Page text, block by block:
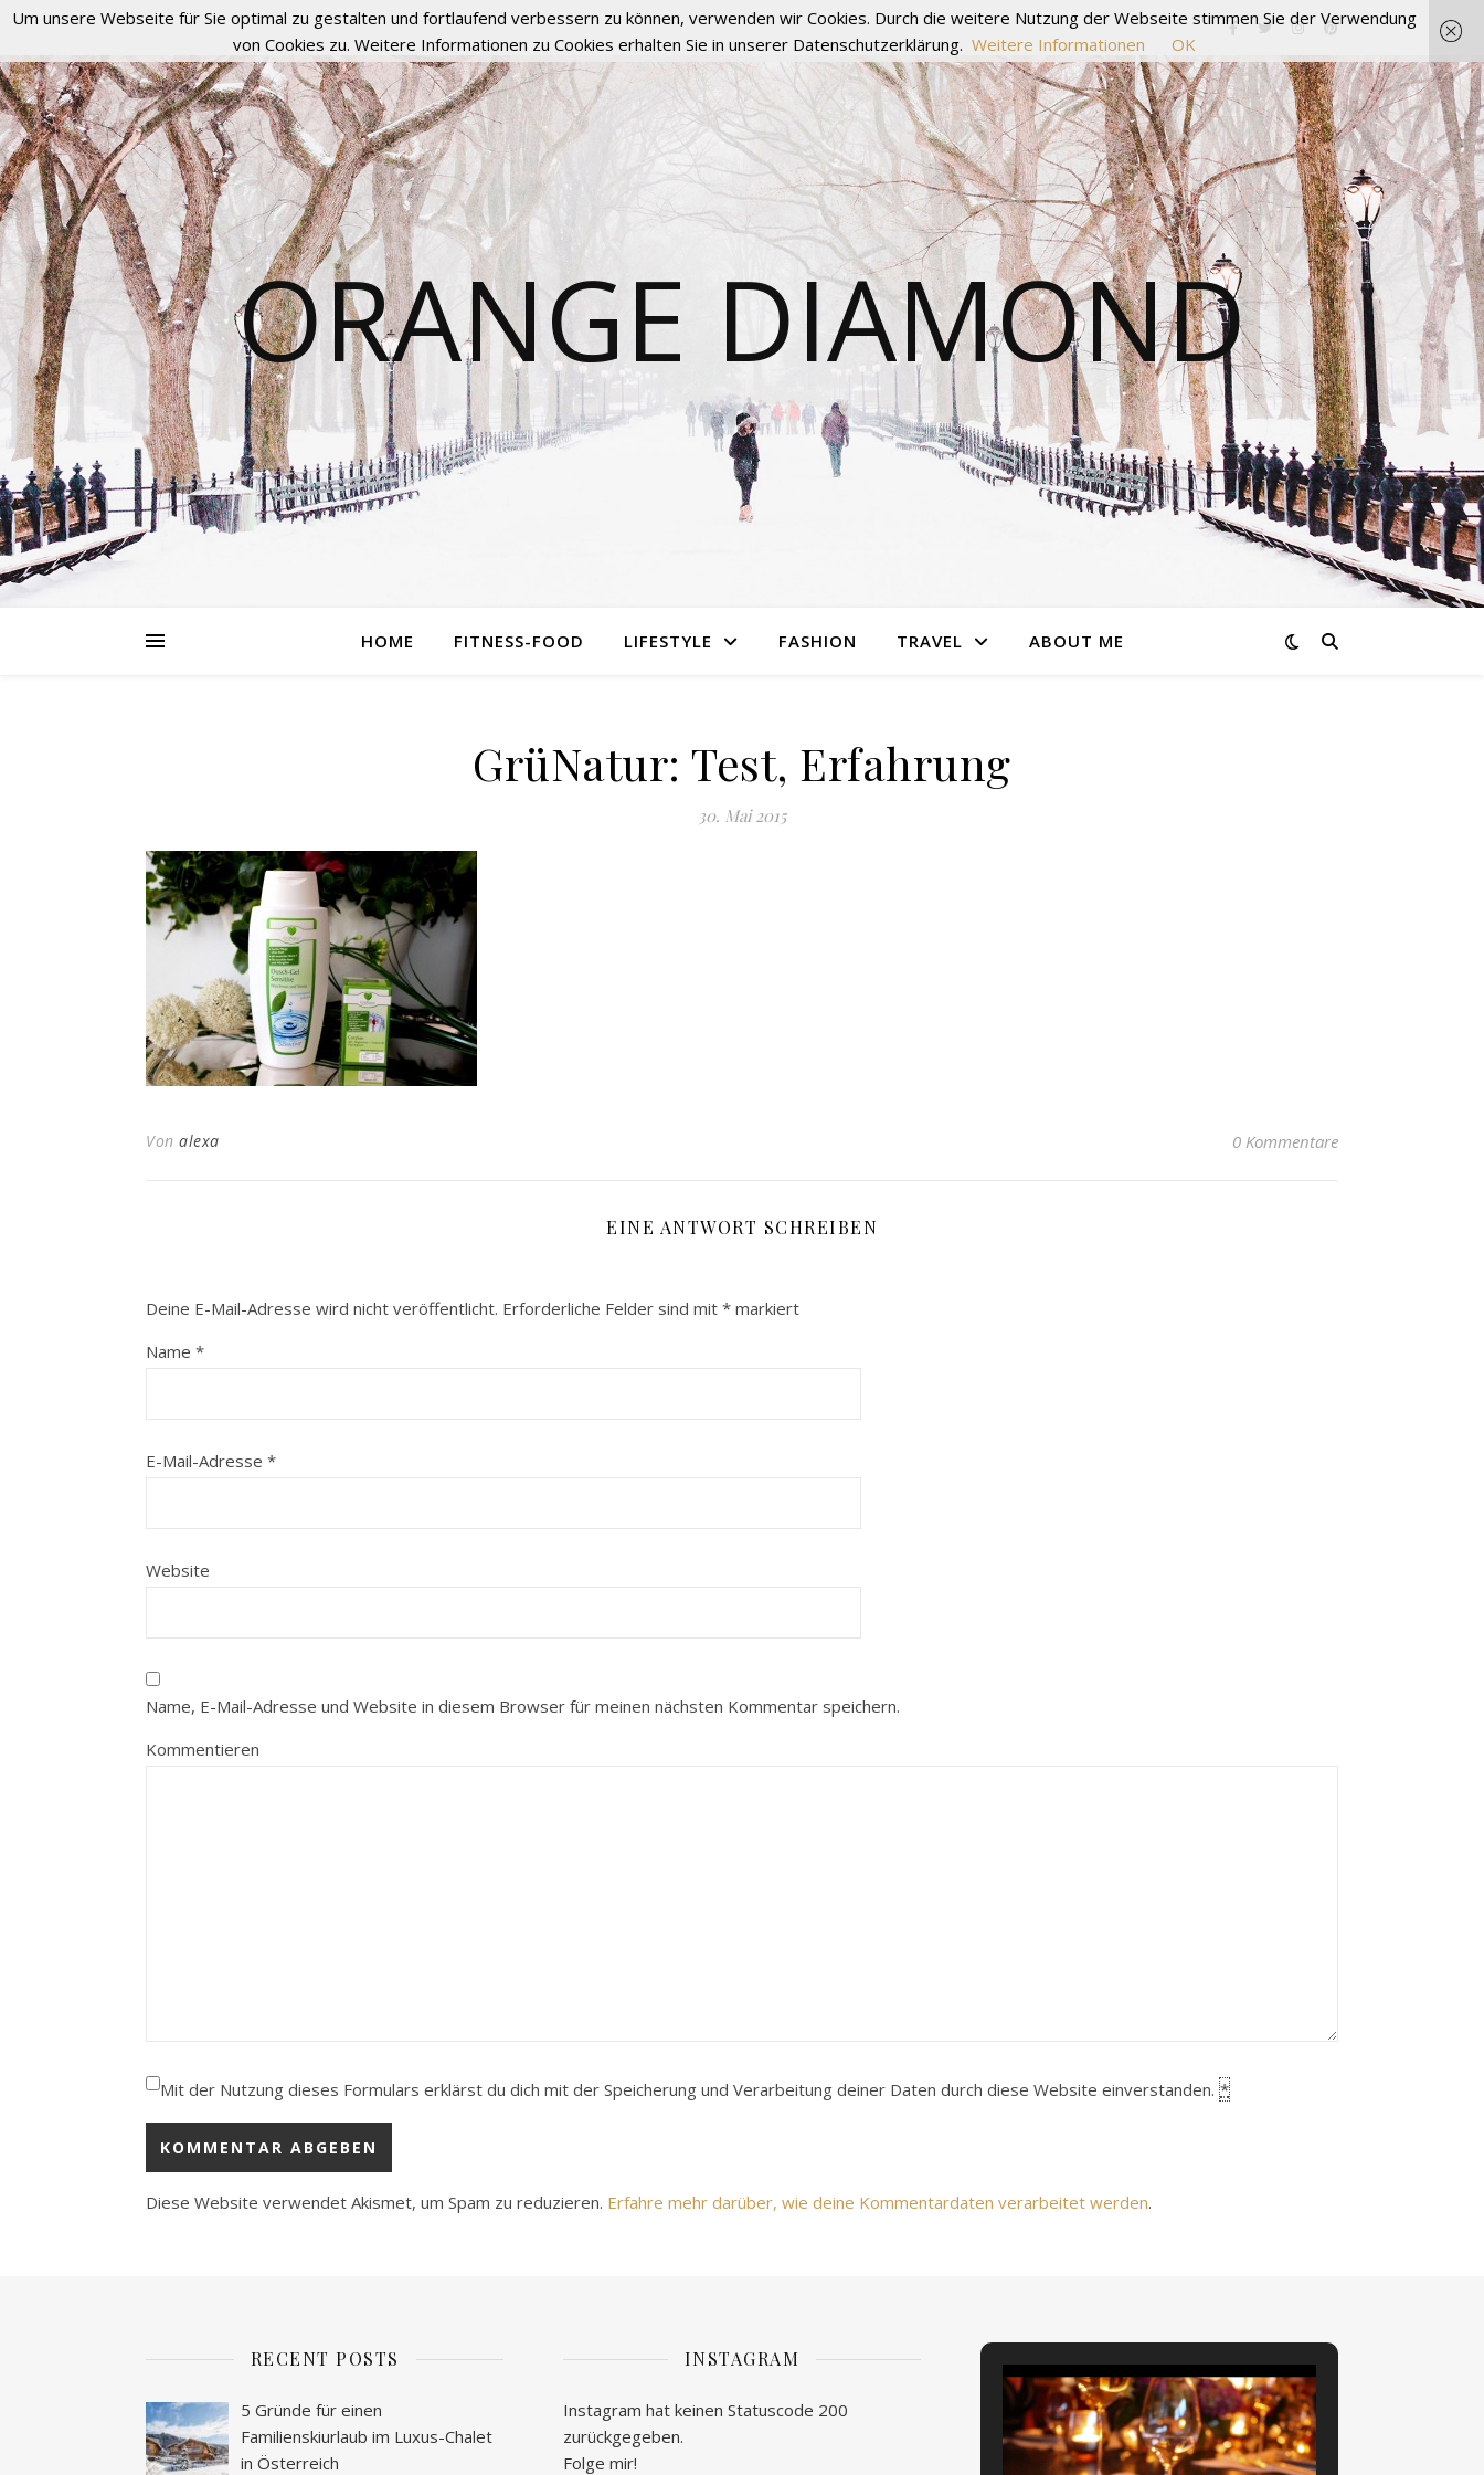
ORANGE DIAMOND
HOME FITNESS-FOOD LIFESTYLE FASHION TRAVEL ABOUT ME
GrüNatur: Test, Erfahrung
30. Mai 2015
Von alexa 0 Kommentare
EINE ANTWORT SCHREIBEN
Deine E-Mail-Adresse wird nicht veröffentlicht. Erforderliche Felder sind mit * markiert
Name *
E-Mail-Adresse *
Website
Name, E-Mail-Adresse und Website in diesem Browser für meinen nächsten Kommentar speichern.
Kommentieren
Mit der Nutzung dieses Formulars erklärst du dich mit der Speicherung und Verarbeitung deiner Daten durch diese Website einverstanden. *
Diese Website verwendet Akismet, um Spam zu reduzieren. Erfahre mehr darüber, wie deine Kommentardaten verarbeitet werden.
RECENT POSTS
5 Gründe für einen
Familienskiurlaub im Luxus-Chalet
in Österreich
INSTAGRAM
Instagram hat keinen Statuscode 200
zurückgegeben.
Folge mir!
Um unsere Webseite für Sie optimal zu gestalten und fortlaufend verbessern zu können, verwenden wir Cookies. Durch die weitere Nutzung der Webseite stimmen Sie der Verwendung
von Cookies zu. Weitere Informationen zu Cookies erhalten Sie in unserer Datenschutzerklärung. Weitere Informationen OK